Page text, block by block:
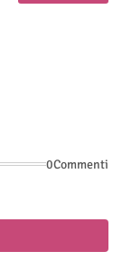
0Commenti